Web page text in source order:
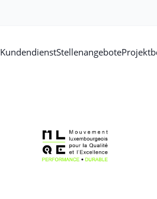
KundendienstStellenangebote